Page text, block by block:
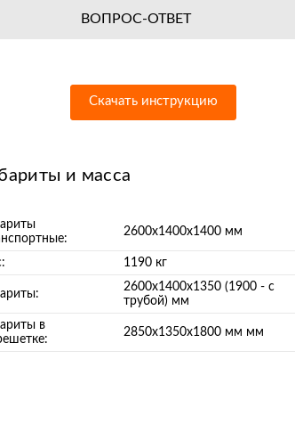
ВОПРОС-ОТВЕТ
Скачать инструкцию
и масса
2600х1400х1400 мм
1190 кг
2600х1400х1350 (1900 - с
трубой) мм
в
2850х1350х1800 мм мм